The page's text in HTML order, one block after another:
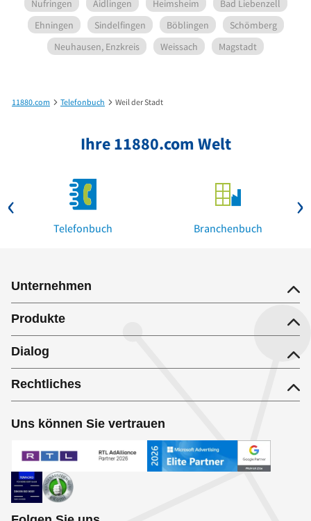
Nufringen
Aidlingen Heimsheim
Bad Liebenzell
Ehningen
Sindelfingen Böblingen
Schömberg
Neuhausen, Enzkreis
Weissach Magstadt
11880.com Telefonbuch Weil der Stadt
Ihre 11880.com Welt
Telefonbuch Branchenbuch
Unternehmen
Produkte
Dialog
Rechtliches
Uns können Sie vertrauen